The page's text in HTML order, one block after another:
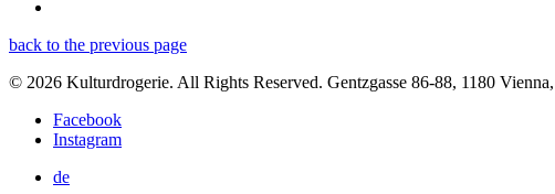
back to the previous page
© 2026 Kulturdrogerie. All Rights Reserved. Gentzgasse 86-88, 1180 Vienna,
Facebook
Instagram
de